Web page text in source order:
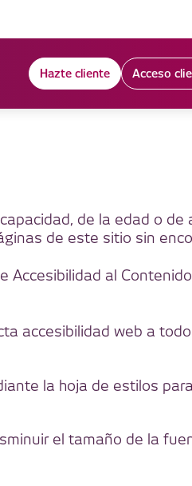
Hazte cliente Acceso
de la edad o de
de este sitio sin
Accesibilidad al
accesibilidad web a
la hoja de estilos
el tamaño de la